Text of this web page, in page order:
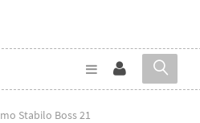
Stabilo Boss 21